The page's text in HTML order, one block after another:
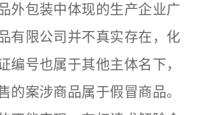
外包装中体现的生产企业广
有限公司并不真实存在，化
编号也属于其他主体名下，
的案涉商品属于假冒商品。